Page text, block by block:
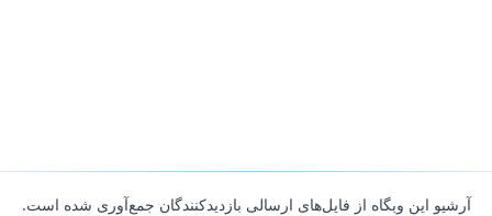
آرشیو این وبگاه از فایل‌های ارسالی بازدیدکنندگان جمع‌آوری شده است.